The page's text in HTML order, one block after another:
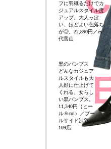
フに羽織るだけでカ
ジュアルスタイル度
アップ。大人っぽ
い、ほどよい色落ち
が◎。22,890円／ev
代官山
黒のパンプス
どんなカジュア
ルスタイルも大
人顔に仕上げて
くれる、女らし
い黒パンプス。
11,340円（ヒー
ル９cm）／プー
ルサイド渋谷
109店